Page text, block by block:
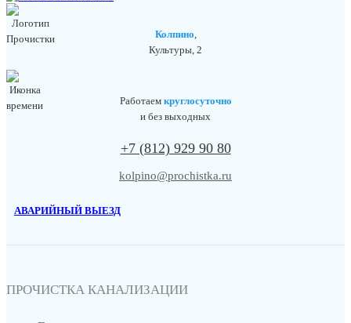
Колпино
Культуры, 2
Работаем круглосуточно
и без выходных
+7 (812) 929 90 80
kolpino@prochistka.ru
АВАРИЙНЫЙ ВЫЕЗД
ПРОЧИСТКА КАНАЛИЗАЦИИ